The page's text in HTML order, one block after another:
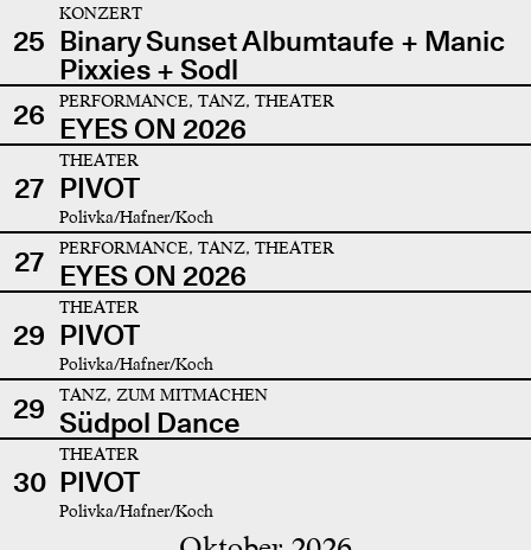
25
KONZERT
Binary Sunset Albumtaufe + Manic
Pixxies + Sodl
26
PERFORMANCE, TANZ, THEATER
EYES ON 2026
27
THEATER
PIVOT
Polivka/Hafner/Koch
27 PERFORMANCE, TANZ, THEATER
EYES ON 2026
29
THEATER
PIVOT
Polivka/Hafner/Koch
29 TANZ, ZUM MITMACHEN
Südpol Dance
30
THEATER
PIVOT
Polivka/Hafner/Koch